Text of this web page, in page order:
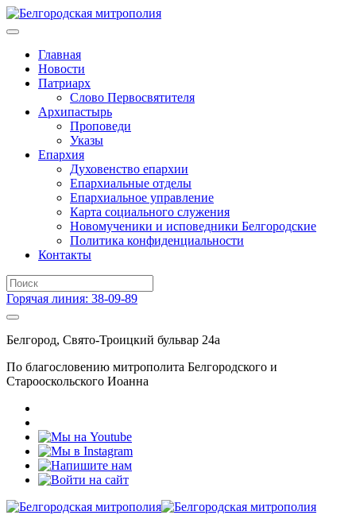
Главная
Новости
Патриарх
Слово Первосвятителя
Архипастырь
Проповеди
Указы
Епархия
Духовенство епархии
Епархиальные отделы
Епархиальное управление
Карта социального служения
Новомученики и исповедники Белгородские
Политика конфиденциальности
Контакты
Горячая линия: 38-09-89
Белгород, Свято-Троицкий бульвар 24а
По благословению митрополита Белгородского и
Старооскольского Иоанна